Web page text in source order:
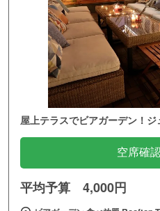
屋上テラスでビアガーデン！
空席確
平均予算 4,000円